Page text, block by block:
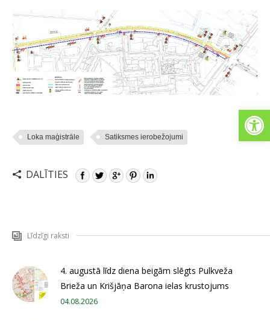
Loka maģistrāle Satiksmes ierobežojumi
DALĪTIES
Līdzīgi raksti
4. augustā līdz diena beigām slēgts Pulkveža
Brieža un Krišjāņa Barona ielas krustojums
04.08.2026